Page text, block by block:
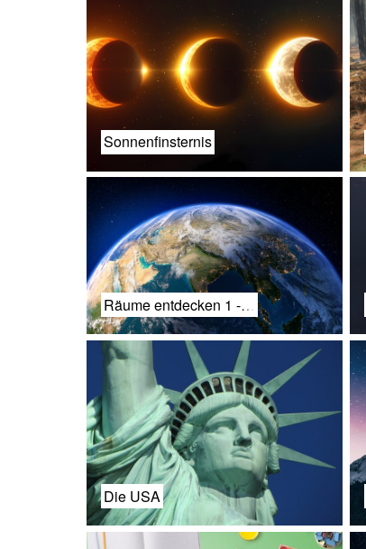
Sonnenfinsternis
Räume entdecken 1 -…
Die USA